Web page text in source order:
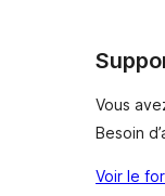
Vous
Besoin
Voir le